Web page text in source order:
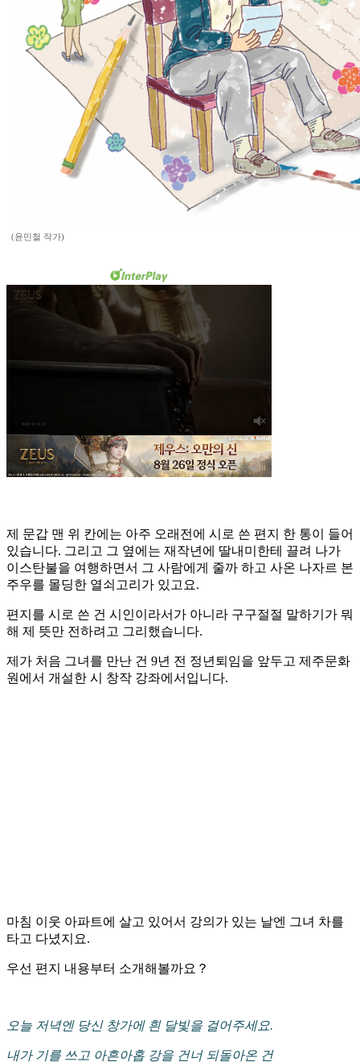
(윤민철 작가)
제 문갑 맨 위 칸에는 아주 오래전에 시로 쓴 편지 한 통이 들어
있습니다. 그리고 그 옆에는 재작년에 딸내미한테 끌려 나가
이스탄불을 여행하면서 그 사람에게 줄까 하고 사온 나자르 본
주우를 몰딩한 열쇠고리가 있고요.
편지를 시로 쓴 건 시인이라서가 아니라 구구절절 말하기가 뭐
해 제 뜻만 전하려고 그리했습니다.
제가 처음 그녀를 만난 건 9년 전 정년퇴임을 앞두고 제주문화
원에서 개설한 시 창작 강좌에서입니다.
마침 이웃 아파트에 살고 있어서 강의가 있는 날엔 그녀 차를
타고 다녔지요.
우선 편지 내용부터 소개해볼까요？
오늘 저녁엔 당신 창가에 흰 달빛을 걸어주세요.
내가 기를 쓰고 아흔아홉 강을 건너 되돌아온 건